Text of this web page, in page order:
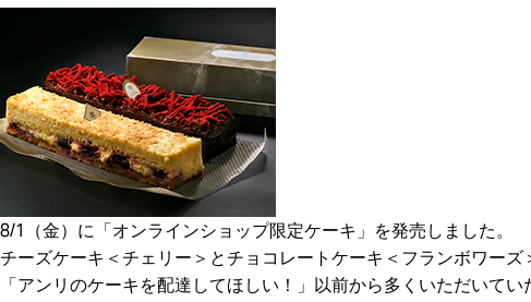
8/1（金）に「オンラインショップ限定ケーキ」を発売しました。
チーズケーキ＜チェリー＞とチョコレートケーキ＜フランボワーズ
「アンリのケーキを配達してほしい！」以前から多くいただいて